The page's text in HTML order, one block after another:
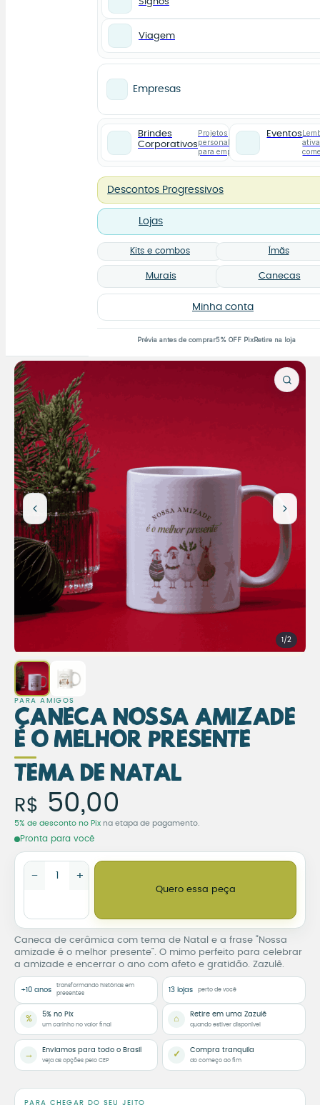
Viagem
Empresas
Brindes
Corporativos
Projetos
personalizados
para empresas
Eventos
Descontos Progressivos
Lojas
Kits e combos Ímãs
Murais Canecas
Minha conta
Prévia antes de comprar5% OFF PixRetire na loja
1/2
PARA AMIGOS
Caneca Nossa Amizade
é o Melhor Presente
Tema de Natal
Caneca Nossa Amizade
R$ 50,00
5% de desconto no Pix na etapa de pagamento.
Pronta para você
Caneca de cerâmica com tema de Natal e a frase “Nossa
amizade é o melhor presente”. O mimo perfeito para celebrar
a amizade e encerrar o ano com afeto e gratidão. Zazulê.
Caneca Nossa Amizade é o Melhor Presente – Tema de Natal
− +
Quero essa peça
+10 anos
transformando histórias em
presentes
13 lojas perto de você
% 5% no Pix
um carinho no valor final
⌂ Retire em uma Zazulê
quando estiver disponível
→ Enviamos para todo o Brasil
veja as opções pelo CEP
✓ Compra tranquila
do começo ao fim
PARA CHEGAR DO SEU JEITO